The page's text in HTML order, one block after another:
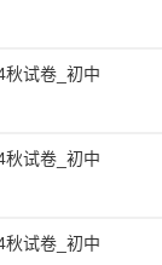
试卷_初中
试卷_初中
试卷_初中